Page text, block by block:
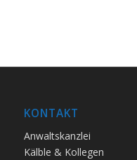
KONTAKT
Anwaltskanzlei
Kälble & Kollegen